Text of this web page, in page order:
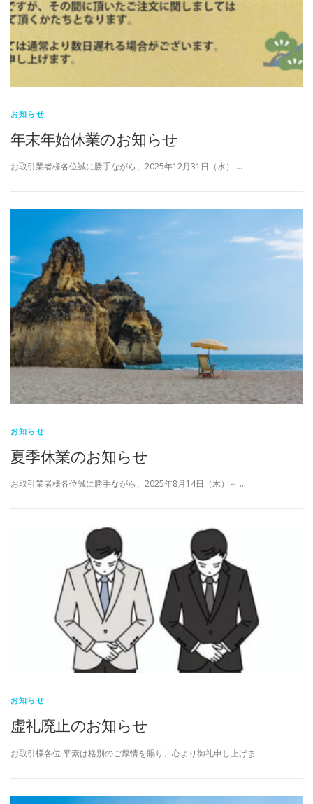
お知らせ
年末年始休業のお知らせ
お取引業者様各位誠に勝手ながら、2025年12月31日（水） …
お知らせ
夏季休業のお知らせ
お取引業者様各位誠に勝手ながら、2025年8月14日（木）～ …
お知らせ
虚礼廃止のお知らせ
お取引様各位 平素は格別のご厚情を賜り、心より御礼申し上げま …